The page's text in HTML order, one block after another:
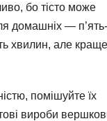
бо тісто може
домашніх —
хвилин, але краще
помішуйте їх
вироби